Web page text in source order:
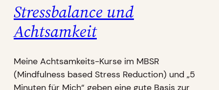
Stressbalance und
Achtsamkeit
Meine Achtsamkeits-Kurse im MBSR
(Mindfulness based Stress Reduction) und „5
Minuten für Mich“ geben eine gute Basis zur